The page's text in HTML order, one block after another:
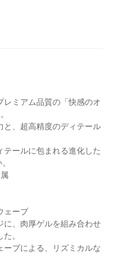
ミアム品質の「快感のオ
と、超高精度のディテール
ールに包まれる進化した
ェーブ
に、肉厚ゲルを組み合わせ
。
ブによる、リズミカルな